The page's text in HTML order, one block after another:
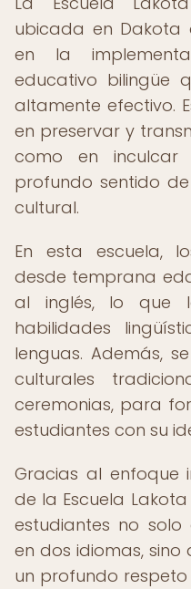
ubicada en Dakota
en la
educativo bilingüe
altamente efectivo.
en preservar y
como en inculcar
profundo sentido
cultural.
En esta escuela,
desde temprana
al inglés, lo que
habilidades
lenguas. Además,
culturales
ceremonias, para
estudiantes con su
Gracias al enfoque
de la Escuela
estudiantes no solo
en dos idiomas,
un profundo